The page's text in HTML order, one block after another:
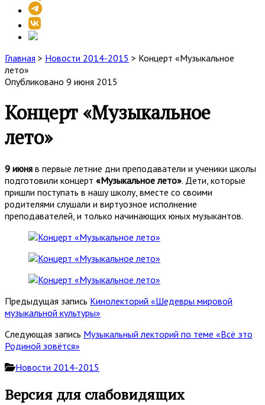
telegram
vk
social_icon_custom_1
Главная > Новости 2014-2015 > Концерт «Музыкальное
лето»
Опубликовано 9 июня 2015
Концерт «Музыкальное
лето»
9 июня в первые летние дни преподаватели и ученики школы
подготовили концерт «Музыкальное лето». Дети, которые
пришли поступать в нашу школу, вместе со своими
родителями слушали и виртуозное исполнение
преподавателей, и только начинающих юных музыкантов.
Предыдущая запись Кинолекторий «Шедевры мировой
музыкальной культуры»
Следующая запись Музыкальный лекторий по теме «Всё это
Родиной зовётся»
Новости 2014-2015
Основная
Версия для слабовидящих